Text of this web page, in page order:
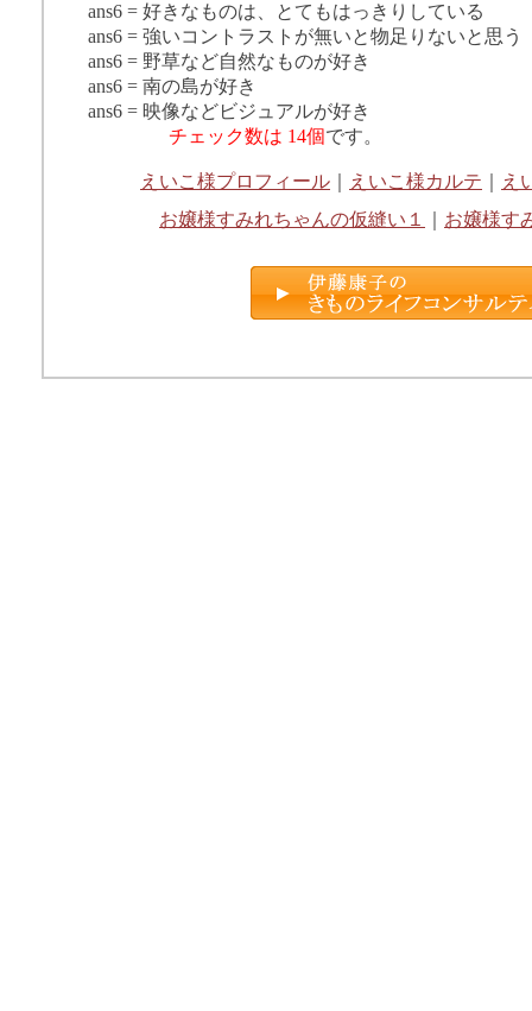
ans6 = 好きなものは、とてもはっきりしている
ans6 = 強いコントラストが無いと物足りないと思う
ans6 = 野草など自然なものが好き
ans6 = 南の島が好き
ans6 = 映像などビジュアルが好き
チェック数は 14個です。
えいこ様プロフィール えいこ様カルテ
え
お嬢様すみれちゃんの仮縫い１
お嬢様す